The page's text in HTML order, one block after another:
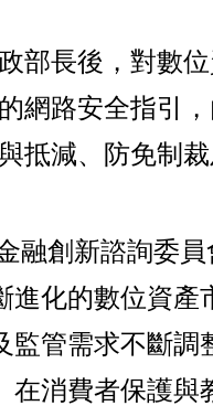
部長後，對數
網路安全指引
抵減、防免制
融創新諮詢委
進化的數位資產
監管需求不斷調
在消費者保護與